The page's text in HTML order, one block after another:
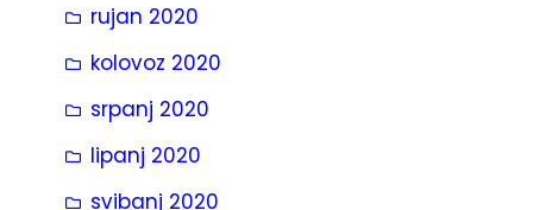
rujan 2020
kolovoz 2020
srpanj 2020
lipanj 2020
svibanj 2020